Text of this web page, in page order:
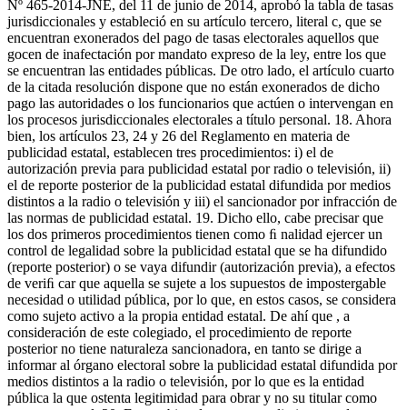
Nº 465-2014-JNE, del 11 de junio de 2014, aprobó la tabla de tasas
jurisdiccionales y estableció en su artículo tercero, literal c, que se
encuentran exonerados del pago de tasas electorales aquellos que
gocen de inafectación por mandato expreso de la ley, entre los que
se encuentran las entidades públicas. De otro lado, el artículo cuarto
de la citada resolución dispone que no están exonerados de dicho
pago las autoridades o los funcionarios que actúen o intervengan en
los procesos jurisdiccionales electorales a título personal. 18. Ahora
bien, los artículos 23, 24 y 26 del Reglamento en materia de
publicidad estatal, establecen tres procedimientos: i) el de
autorización previa para publicidad estatal por radio o televisión, ii)
el de reporte posterior de la publicidad estatal difundida por medios
distintos a la radio o televisión y iii) el sancionador por infracción de
las normas de publicidad estatal. 19. Dicho ello, cabe precisar que
los dos primeros procedimientos tienen como ﬁ nalidad ejercer un
control de legalidad sobre la publicidad estatal que se ha difundido
(reporte posterior) o se vaya difundir (autorización previa), a efectos
de veriﬁ car que aquella se sujete a los supuestos de impostergable
necesidad o utilidad pública, por lo que, en estos casos, se considera
como sujeto activo a la propia entidad estatal. De ahí que , a
consideración de este colegiado, el procedimiento de reporte
posterior no tiene naturaleza sancionadora, en tanto se dirige a
informar al órgano electoral sobre la publicidad estatal difundida por
medios distintos a la radio o televisión, por lo que es la entidad
pública la que ostenta legitimidad para obrar y no su titular como